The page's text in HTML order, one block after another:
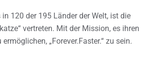
120 der 195 Länder der Welt, ist die
vertreten. Mit der Mission, es ihren
„Forever.Faster.“ zu sein.